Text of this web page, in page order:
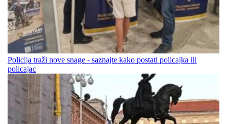
Policija traži nove snage - saznajte kako postati policajka ili
policajac